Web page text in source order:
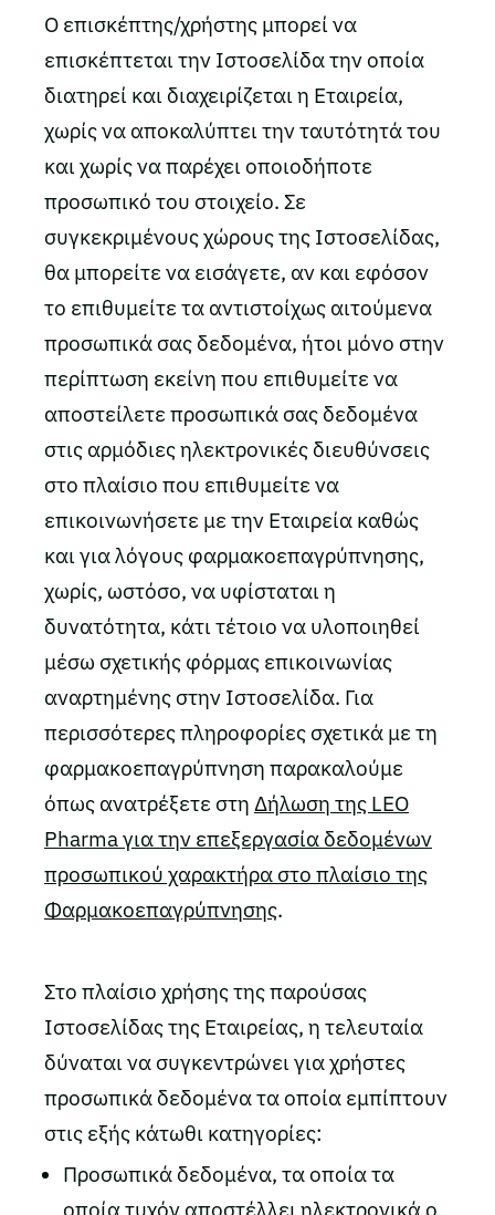
O επισκέπτης/χρήστης μπορεί να
επισκέπτεται την Ιστοσελίδα την οποία
διατηρεί και διαχειρίζεται η Εταιρεία,
χωρίς να αποκαλύπτει την ταυτότητά του
και χωρίς να παρέχει οποιοδήποτε
προσωπικό του στοιχείο. Σε
συγκεκριμένους χώρους της Ιστοσελίδας,
θα μπορείτε να εισάγετε, αν και εφόσον
το επιθυμείτε τα αντιστοίχως αιτούμενα
προσωπικά σας δεδομένα, ήτοι μόνο στην
περίπτωση εκείνη που επιθυμείτε να
αποστείλετε προσωπικά σας δεδομένα
στις αρμόδιες ηλεκτρονικές διευθύνσεις
στο πλαίσιο που επιθυμείτε να
επικοινωνήσετε με την Εταιρεία καθώς
και για λόγους φαρμακοεπαγρύπνησης,
χωρίς, ωστόσο, να υφίσταται η
δυνατότητα, κάτι τέτοιο να υλοποιηθεί
μέσω σχετικής φόρμας επικοινωνίας
αναρτημένης στην Ιστοσελίδα. Για
περισσότερες πληροφορίες σχετικά με τη
φαρμακοεπαγρύπνηση παρακαλούμε
όπως ανατρέξετε στη Δήλωση της LEO
Pharma για την επεξεργασία δεδομένων
προσωπικού χαρακτήρα στο πλαίσιο της
Φαρμακοεπαγρύπνησης.
Στο πλαίσιο χρήσης της παρούσας
Ιστοσελίδας της Εταιρείας, η τελευταία
δύναται να συγκεντρώνει για χρήστες
προσωπικά δεδομένα τα οποία εμπίπτουν
στις εξής κάτωθι κατηγορίες:
Προσωπικά δεδομένα, τα οποία τα
οποία τυχόν αποστέλλει ηλεκτρονικά ο